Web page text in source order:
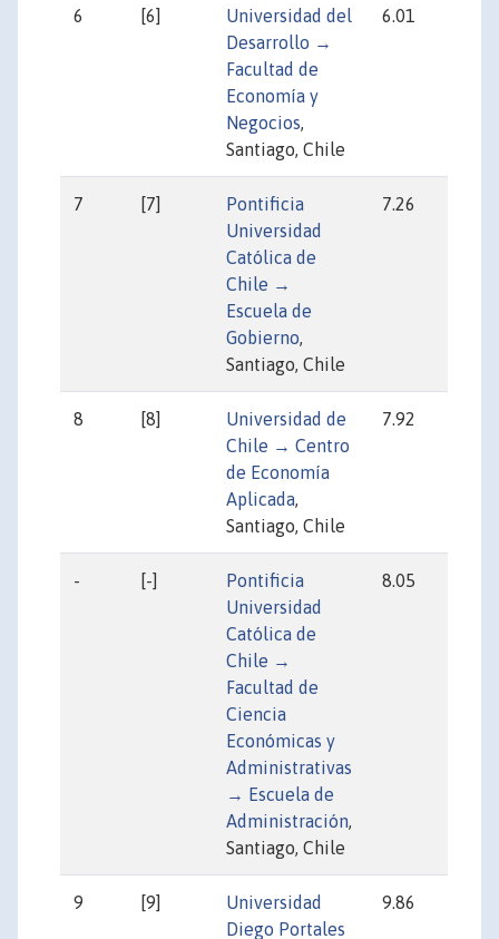
6 [6]
Universidad del
Desarrollo →
Facultad de
Economía y
Negocios,
Santiago, Chile
6.01
7 [7]
Pontificia
Universidad
Católica de
Chile →
Escuela de
Gobierno,
Santiago, Chile
7.26
8 [8]
Universidad de
Chile → Centro
de Economía
Aplicada,
Santiago, Chile
7.92
- [-]
Pontificia
Universidad
Católica de
Chile →
Facultad de
Ciencia
Económicas y
Administrativas
→ Escuela de
Administración,
Santiago, Chile
8.05
9 [9]
Universidad
Diego Portales
9.86